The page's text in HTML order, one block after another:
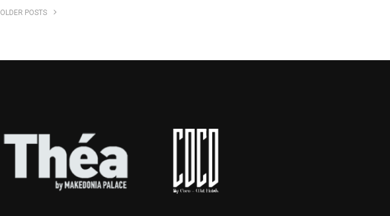
OLDER POSTS